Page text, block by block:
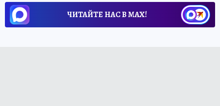
ЧИТАЙТЕ НАС В МАХ!